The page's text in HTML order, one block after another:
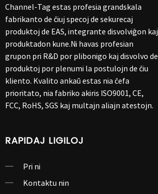
Channel-Tag estas profesia grandskala
fabrikanto de ĉiuj specoj de sekurecaj
produktoj de EAS, integrante disvolviĝon kaj
produktadon kune.Ni havas profesian
grupon pri R&D por plibonigo kaj disvolvo de
produktoj por plenumi la postulojn de ĉiu
kliento. Kvalito ankaŭ estas nia ĉefa
prioritato, nia fabriko akiris ISO9001, CE,
FCC, RoHS, SGS kaj multajn aliajn atestojn.
RAPIDAJ LIGILOJ
Pri ni
Kontaktu nin